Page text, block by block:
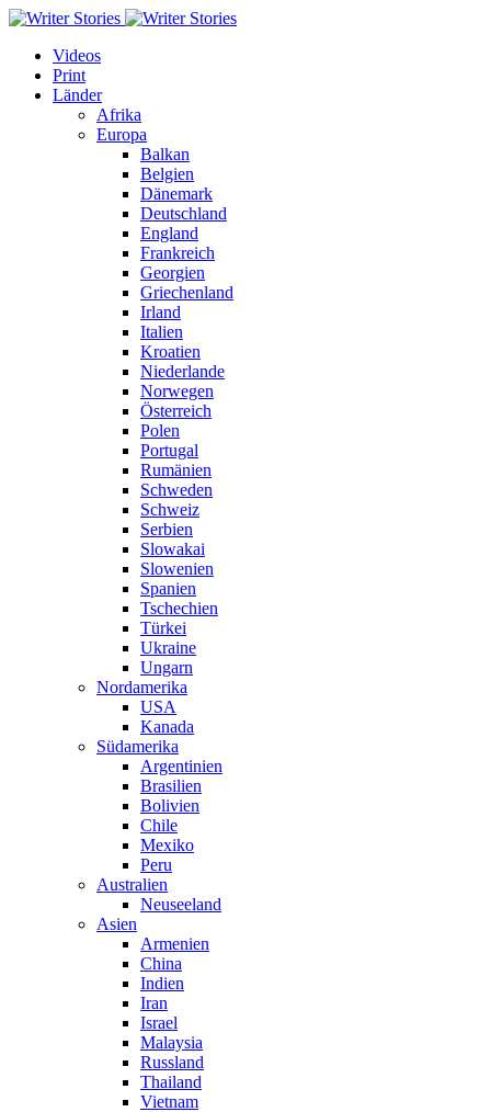
Videos
Print
Länder
Afrika
Europa
Balkan
Belgien
Dänemark
Deutschland
England
Frankreich
Georgien
Griechenland
Irland
Italien
Kroatien
Niederlande
Norwegen
Österreich
Polen
Portugal
Rumänien
Schweden
Schweiz
Serbien
Slowakai
Slowenien
Spanien
Tschechien
Türkei
Ukraine
Ungarn
Nordamerika
USA
Kanada
Südamerika
Argentinien
Brasilien
Bolivien
Chile
Mexiko
Peru
Australien
Neuseeland
Asien
Armenien
China
Indien
Iran
Israel
Malaysia
Russland
Thailand
Vietnam